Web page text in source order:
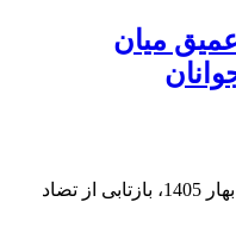
میان
رکورد 32.4 درصدی بیکاری جوانان در بهار 1405، بازتابی از تضاد